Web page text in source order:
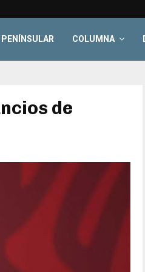
PENÍNSULAR COLUMNA
de